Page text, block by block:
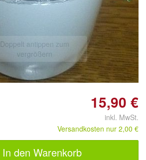
Doppelt antippen zum
vergrößern
15,90 €
inkl. MwSt.
Versandkosten nur 2,00 €
In den Warenkorb